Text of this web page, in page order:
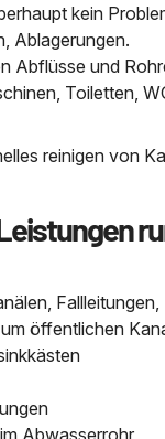
kein
Ablagerungen.
Abflüsse und
Toiletten,
reinigen von
Fallleitungen,
öffentlichen